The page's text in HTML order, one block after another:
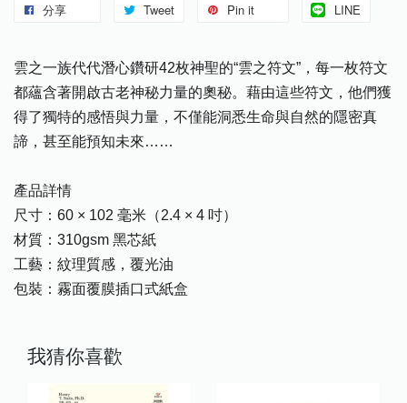
分享 Tweet Pin it LINE
雲之一族代代潛心鑽研42枚神聖的“雲之符文”，每一枚符文
都蘊含著開啟古老神秘力量的奧秘。藉由這些符文，他們獲
得了獨特的感悟與力量，不僅能洞悉生命與自然的隱密真
諦，甚至能預知未來……
產品詳情
尺寸：60 × 102 毫米（2.4 × 4 吋）
材質：310gsm 黑芯紙
工藝：紋理質感，覆光油
包裝：霧面覆膜插口式紙盒
我猜你喜歡